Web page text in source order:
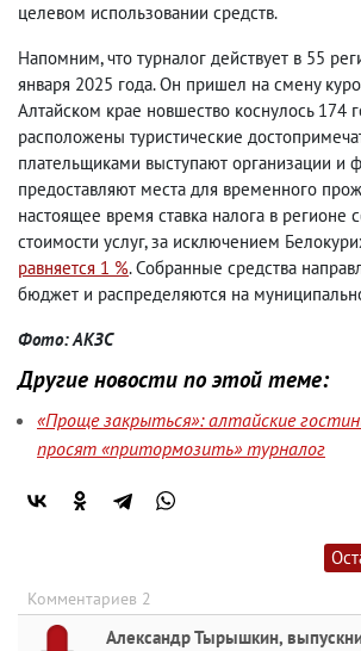
целевом использовании средств.
Напомним, что турналог действует в 55
января 2025 года. Он пришел на смену
Алтайском крае новшество коснулось 174
расположены туристические
плательщиками выступают организации и
предоставляют места для временного
настоящее время ставка налога в регионе
стоимости услуг, за исключением
равняется 1 %. Собранные средства
бюджет и распределяются на
Фото: АКЗС
Другие новости по этой теме:
«Проще закрыться»: алтайские
просят «притормозить» турналог
Комментариев 2
Александр Тырышкин,